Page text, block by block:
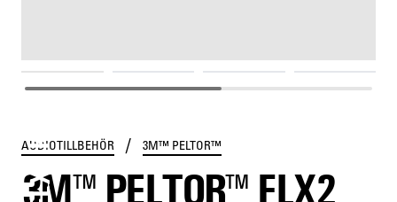
AUDIOTILLBEHÖR / 3M™ PELTOR™
3M™ PELTOR™ FLX2
FLX2 KABLAR